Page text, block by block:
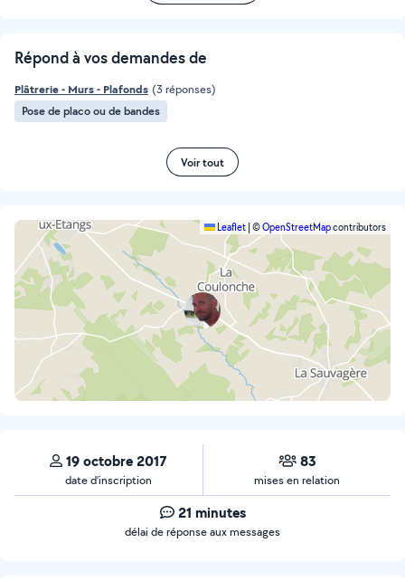
Répond à vos demandes de
Plâtrerie - Murs - Plafonds (3 réponses)
Pose de placo ou de bandes
Voir tout
Leaflet ©OpenStreetMapcontributors
19 octobre 2017
date d’inscription
83
mises en relation
21 minutes
délai de réponse aux messages